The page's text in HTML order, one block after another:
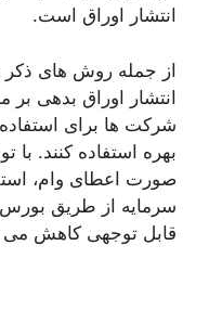
انتشار اوراق است.
از جمله روش های ذکر
انتشار اوراق بدهی
شرکت ها برای
بهره استفاده کنند. با
صورت اعطای وام،
سرمایه از طریق
قابل توجهی کاهش می